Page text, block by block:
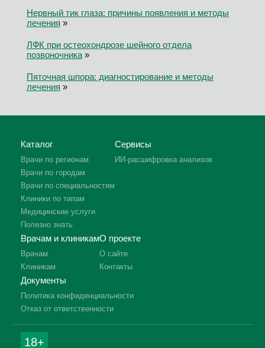
Нервный тик глаза: причины появления и методы
лечения »
ЛФК при остеохондрозе шейного отдела
позвоночника»
Пяточная шпора: диагностирование и методы
лечения »
Каталог
Врачи по регионам
Врачи по городам
Врачи по специальностям
Клиники по типам
Медицинские услуги
Полезно знать
Сервисы
ИИ-расшифровка анализов
Врачам и клиникам
Врачам
Клиникам
О проекте
О сайте
Контакты
Документы
Политика конфиденциальности
Отказ от ответственности
18+